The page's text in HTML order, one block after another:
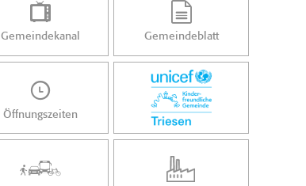
Gemeindekanal Gemeindeblatt
Öffnungszeiten